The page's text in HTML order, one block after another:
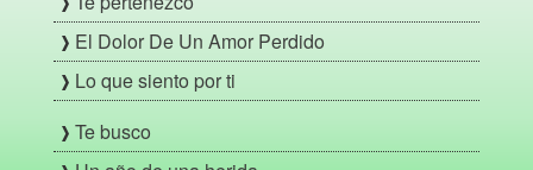
El Dolor De Un Amor Perdido
Lo que siento por ti
Te busco